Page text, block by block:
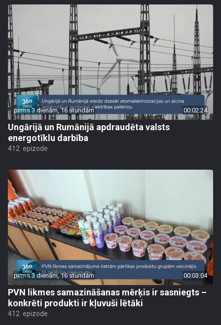
pirms 3 dienām, 16 stundām 00:02:24
Ungārijā un Rumānijā apdraudēta valsts
energotīklu darbība
412. epizode
pirms 3 dienām, 16 stundām 00:03:04
PVN likmes samazināšanas mērķis ir sasniegts –
konkrēti produkti ir kļuvuši lētāki
412. epizode